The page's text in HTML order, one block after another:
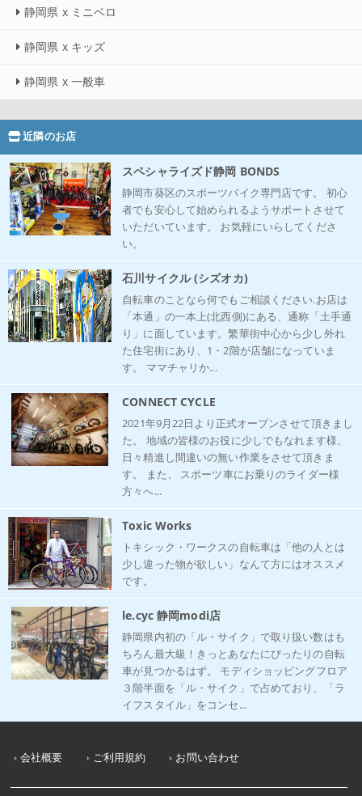
静岡県 x ミニベロ
静岡県 x キッズ
静岡県 x 一般車
近隣のお店
スペシャライズド静岡 BONDS
静岡市葵区のスポーツバイク専門店です。 初心
者でも安心して始められるようサポートさせて
いただいています。 お気軽にいらしてくださ
い。
石川サイクル (シズオカ)
自転車のことなら何でもご相談ください.お店は
「本通」の一本上(北西側)にある、通称「土手通
り」に面しています。繁華街中心から少し外れ
た住宅街にあり、1・2階が店舗になっていま
す。 ママチャリか...
CONNECT CYCLE
2021年9月22日より正式オープンさせて頂きまし
た。 地域の皆様のお役に少しでもなれます様、
日々精進し間違いの無い作業をさせて頂きま
す。 また、 スポーツ車にお乗りのライダー様
方々へ...
Toxic Works
トキシック・ワークスの自転車は「他の人とは
少し違った物が欲しい」なんて方にはオススメ
です。
le.cyc 静岡modi店
静岡県内初の「ル・サイク」で取り扱い数はも
ちろん最大級！きっとあなたにぴったりの自転
車が見つかるはず。 モディショッピングフロア
３階半面を「ル・サイク」で占めており、「ラ
イフスタイル」をコンセ...
会社概要 ご利用規約 お問い合わせ